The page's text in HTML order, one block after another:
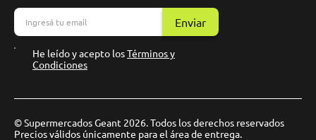
Enviar
He leído y acepto losTérminos y
Condiciones
© Supermercados Geant 2026. Todos los derechos reservados
Precios válidos únicamente para el área de entrega.